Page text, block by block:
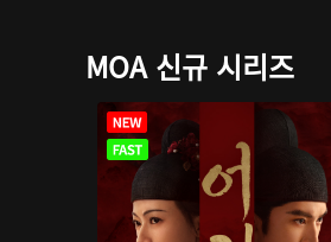
MOA 신규 시리즈